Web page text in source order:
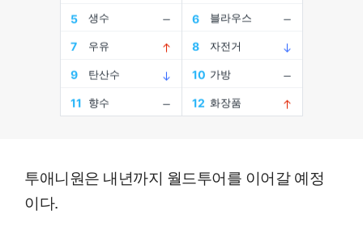
투애니원은 내년까지 월드투어를 이어갈 예정
이다.